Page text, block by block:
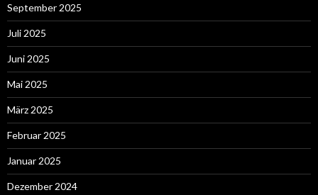
September 2025
Juli 2025
Juni 2025
Mai 2025
März 2025
Februar 2025
Januar 2025
Dezember 2024